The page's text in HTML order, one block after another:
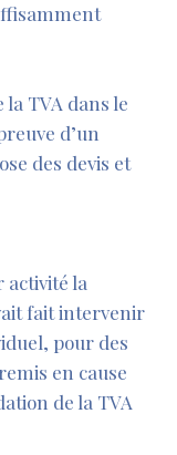
la TVA dans le
d’un
des devis et
activité la
fait intervenir
pour des
en cause
de la TVA